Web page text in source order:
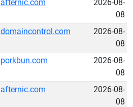
afternic.com
2026-08-
08
domaincontrol.com
2026-08-
08
porkbun.com
2026-08-
08
afternic.com
2026-08-
08